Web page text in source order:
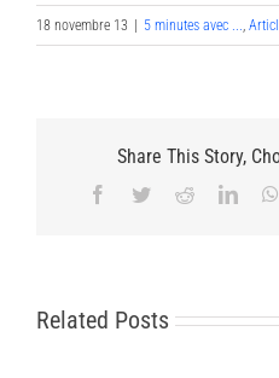
18 novembre 13 5 minutes avec ...,
Share This Story,
Facebook
TwitterReddit
Related Posts